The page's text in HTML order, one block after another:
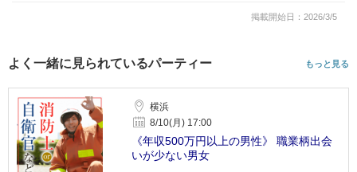
掲載開始日：2026/3/5
よく一緒に見られているパーティー もっと見る
横浜
8/10(月) 17:00
《年収500万円以上の男性》 職業柄出会
いが少ない男女